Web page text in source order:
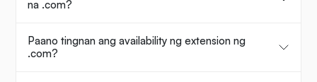
na .com?
Paano tingnan ang availability ng extension ng
.com?